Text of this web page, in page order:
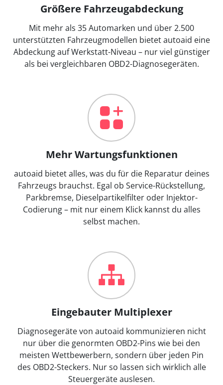
Größere Fahrzeugabdeckung
Mit mehr als 35 Automarken und über 2.500
unterstützten Fahrzeugmodellen bietet autoaid eine
Abdeckung auf Werkstatt-Niveau – nur viel günstiger
als bei vergleichbaren OBD2-Diagnosegeräten.
Mehr Wartungsfunktionen
autoaid bietet alles, was du für die Reparatur deines
Fahrzeugs brauchst. Egal ob Service-Rückstellung,
Parkbremse, Dieselpartikelfilter oder Injektor-
Codierung – mit nur einem Klick kannst du alles
selbst machen.
Eingebauter Multiplexer
Diagnosegeräte von autoaid kommunizieren nicht
nur über die genormten OBD2-Pins wie bei den
meisten Wettbewerbern, sondern über jeden Pin
des OBD2-Steckers. Nur so lassen sich wirklich alle
Steuergeräte auslesen.